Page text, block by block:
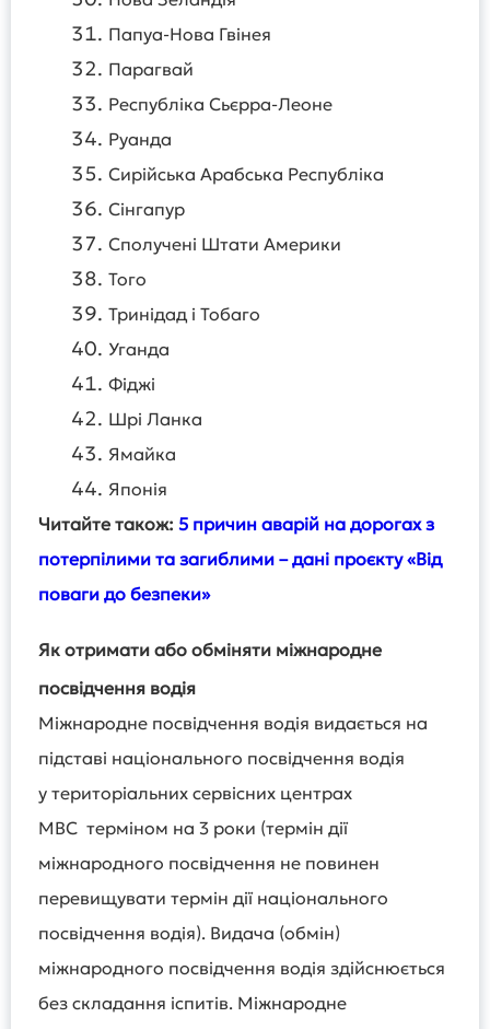
Папуа-Нова Гвінея
Парагвай
Республіка Сьєрра-Леоне
Руанда
Сирійська Арабська Республіка
Сінгапур
Сполучені Штати Америки
Того
Тринідад і Тобаго
Уганда
Фіджі
Шрі Ланка
Ямайка
Японія
Читайте також: 5 причин аварій на дорогах з
потерпілими та загиблими – дані проєкту «Від
поваги до безпеки»
Як отримати або обміняти міжнародне
посвідчення водія
Міжнародне посвідчення водія видається на
підставі національного посвідчення водія
у територіальних сервісних центрах
МВС терміном на 3 роки (термін дії
міжнародного посвідчення не повинен
перевищувати термін дії національного
посвідчення водія). Видача (обмін)
міжнародного посвідчення водія здійснюється
без складання іспитів. Міжнародне